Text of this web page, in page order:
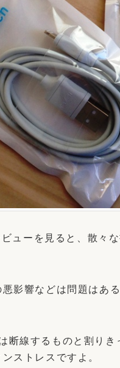
ューを見ると、散々
影響などは問題はあ
断線するものと割り
ストレスですよ。